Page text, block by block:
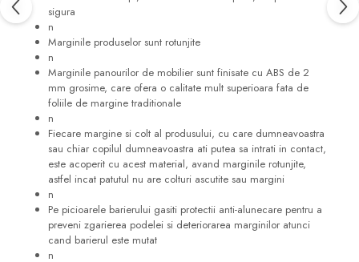
sigura
n
Marginile produselor sunt rotunjite
n
Marginile panourilor de mobilier sunt finisate cu ABS de 2
mm grosime, care ofera o calitate mult superioara fata de
foliile de margine traditionale
n
Fiecare margine si colt al produsului, cu care dumneavoastra
sau chiar copilul dumneavoastra ati putea sa intrati in contact,
este acoperit cu acest material, avand marginile rotunjite,
astfel incat patutul nu are colturi ascutite sau margini
n
Pe picioarele barierului gasiti protectii anti-alunecare pentru a
preveni zgarierea podelei si deteriorarea marginilor atunci
cand barierul este mutat
n